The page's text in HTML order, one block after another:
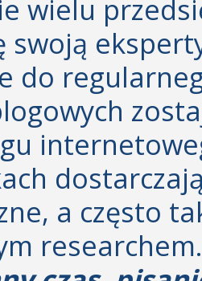
wielu
swoją
do
a często